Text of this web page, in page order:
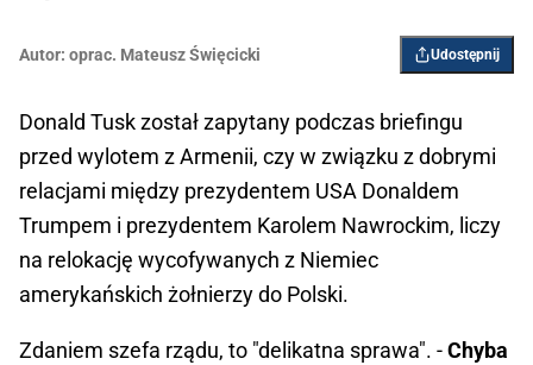
Autor: oprac. Mateusz Święcicki Udostępnij
Donald Tusk został zapytany podczas briefingu
przed wylotem z Armenii, czy w związku z dobrymi
relacjami między prezydentem USA Donaldem
Trumpem i prezydentem Karolem Nawrockim, liczy
na relokację wycofywanych z Niemiec
amerykańskich żołnierzy do Polski.
Zdaniem szefa rządu, to "delikatna sprawa". -Chyba